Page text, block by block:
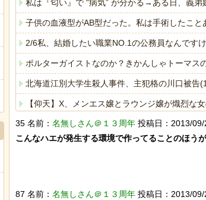
私は『匂い』で “病気” が分かる→ある日、義
子供の血液型がAB型だった。私は手術したこ
2/6私、結婚したい職業NO.1の公務員なんです
ポルターガイストなのか？きかんしゃトーマス
北海道江別大学生殺人事件、主犯格の川口被告
【仰天】X、メンエス嬢とラウンジ嬢が熾烈な
【急増】「外国人受け入れ反対」56.3％に わ
海外「日本人はなんて気高いんだ！」 英高級紙
35 名前： 名無しさん＠１３周年 投稿日：2013/
こんなハエが発生する環境で作ってることのほう
87 名前： 名無しさん＠１３周年 投稿日：2013/